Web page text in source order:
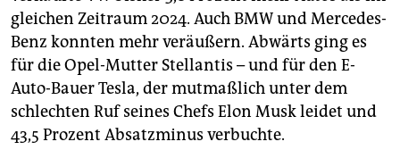
gleichen Zeitraum 2024. Auch BMW und Mercedes-
Benz konnten mehr veräußern. Abwärts ging es
für die Opel-Mutter Stellantis – und für den E-
Auto-Bauer Tesla, der mutmaßlich unter dem
schlechten Ruf seines Chefs Elon Musk leidet und
43,5 Prozent Absatzminus verbuchte.